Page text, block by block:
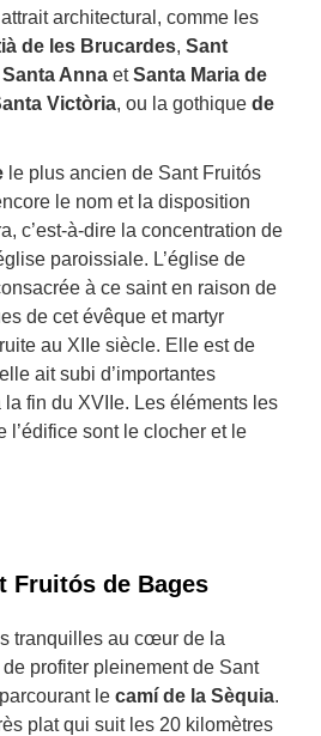
architectural, comme les
de les Brucardes, Sant
Santa Anna etSanta Maria de
Victòria, ou la gothique de
le plus ancien de Sant Fruitós
le nom et la disposition
c’est-à-dire la concentration de
paroissiale. L’église de
à ce saint en raison de
de cet évêque et martyr
au XIIe siècle. Elle est de
ait subi d’importantes
fin du XVIIe. Les éléments les
l’édifice sont le clocher et le
Fruitós de Bages
tranquilles au cœur de la
profiter pleinement de Sant
le camí de la Sèquia.
plat qui suit les 20 kilomètres